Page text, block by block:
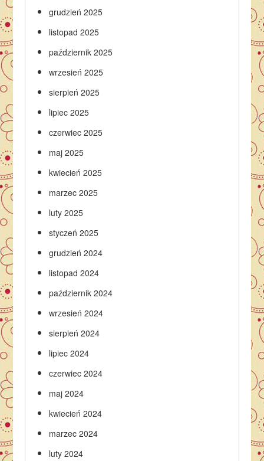
grudzień 2025
listopad 2025
październik 2025
wrzesień 2025
sierpień 2025
lipiec 2025
czerwiec 2025
maj 2025
kwiecień 2025
marzec 2025
luty 2025
styczeń 2025
grudzień 2024
listopad 2024
październik 2024
wrzesień 2024
sierpień 2024
lipiec 2024
czerwiec 2024
maj 2024
kwiecień 2024
marzec 2024
luty 2024